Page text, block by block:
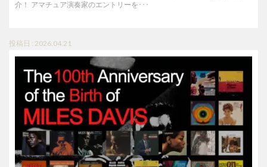
介！ アマチュア演奏家のエントリーを･･･
投稿日 : 2026.04.21